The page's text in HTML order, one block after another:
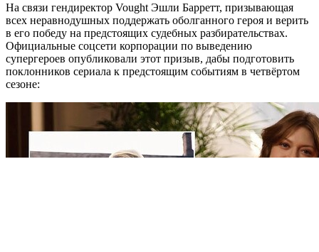
На связи гендиректор Vought Эшли Барретт, призывающая
всех неравнодушных поддержать оболганного героя и верить
в его победу на предстоящих судебных разбирательствах.
Официальные соцсети корпорации по выведению
супергероев опубликовали этот призыв, дабы подготовить
поклонников сериала к предстоящим событиям в четвёртом
сезоне: